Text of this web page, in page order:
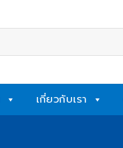
เกี่ยวกับเรา